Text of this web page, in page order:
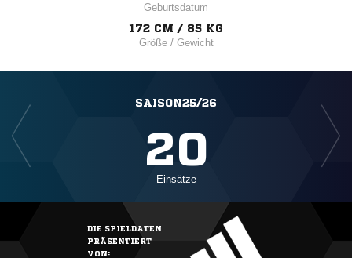
Geburtsdatum
172 CM / 85 KG
Größe / Gewicht
SAISON25/26
20
Einsätze
DIE SPIELDATEN
PRÄSENTIERT
VON: